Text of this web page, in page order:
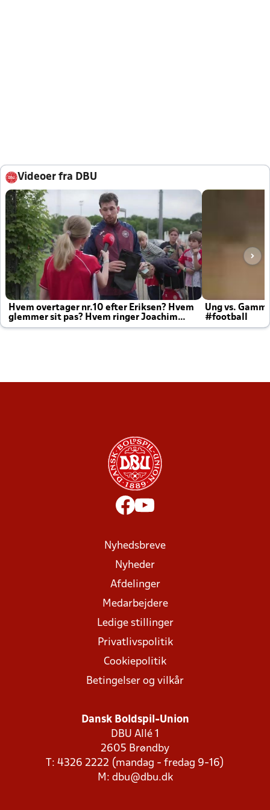
Videoer fra DBU
Hvem overtager nr.10 efter Eriksen? Hvem
glemmer sit pas? Hvem ringer Joachim
altid til efter kampe?
Ung vs.
#football
Nyhedsbreve
Nyheder
Afdelinger
Medarbejdere
Ledige stillinger
Privatlivspolitik
Cookiepolitik
Betingelser og vilkår
Dansk Boldspil-Union
DBU Allé 1
2605 Brøndby
T: 4326 2222 (mandag - fredag 9-16)
M: dbu@dbu.dk